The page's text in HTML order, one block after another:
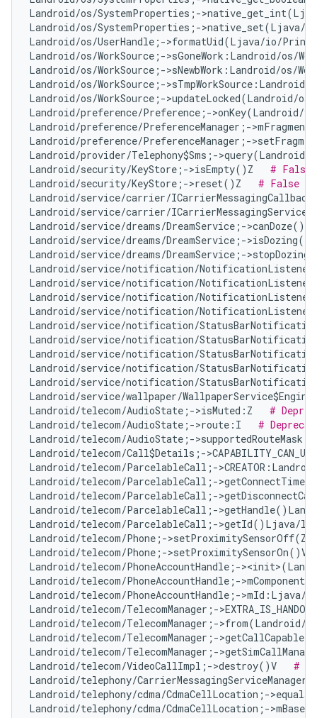
Landroid/os/SystemProperties;-
Landroid/os/SystemProperties;-
Landroid/os/UserHandle;->formatUid(Ljava/io/
Landroid/os/WorkSource;->sGoneWork:Landroid/os/
Landroid/os/WorkSource;->sNewbWork:Landroid/os/
Landroid/os/WorkSource;-
Landroid/os/WorkSource;->updateLocked(Landroid/
Landroid/preference/Preference;-
Landroid/preference/PreferenceManager;-
Landroid/preference/PreferenceManager;-
Landroid/provider/Telephony$Sms;-
Landroid/security/KeyStore;->isEmpty()Z # False
Landroid/security/KeyStore;->reset()Z # False
Landroid/service/carrier/
Landroid/service/carrier/
Landroid/service/dreams/DreamService;-
Landroid/service/dreams/DreamService;-
Landroid/service/dreams/DreamService;-
Landroid/service/notification/
Landroid/service/notification/
Landroid/service/notification/
Landroid/service/notification/
Landroid/service/notification/
Landroid/service/notification/
Landroid/service/notification/
Landroid/service/notification/
Landroid/service/notification/
Landroid/service/wallpaper/
Landroid/telecom/AudioState;->isMuted:Z #
Landroid/telecom/AudioState;->route:I #
Landroid/telecom/AudioState;-
Landroid/telecom/Call$Details;-
Landroid/telecom/ParcelableCall;-
Landroid/telecom/ParcelableCall;-
Landroid/telecom/ParcelableCall;-
Landroid/telecom/ParcelableCall;-
Landroid/telecom/ParcelableCall;-
Landroid/telecom/Phone;-
Landroid/telecom/Phone;-
Landroid/telecom/PhoneAccountHandle;-
Landroid/telecom/PhoneAccountHandle;-
Landroid/telecom/PhoneAccountHandle;-
Landroid/telecom/TelecomManager;-
Landroid/telecom/TelecomManager;-
Landroid/telecom/TelecomManager;-
Landroid/telecom/TelecomManager;-
Landroid/telecom/VideoCallImpl;->destroy()V #
Landroid/telephony/
Landroid/telephony/cdma/CdmaCellLocation;-
Landroid/telephony/cdma/CdmaCellLocation;-